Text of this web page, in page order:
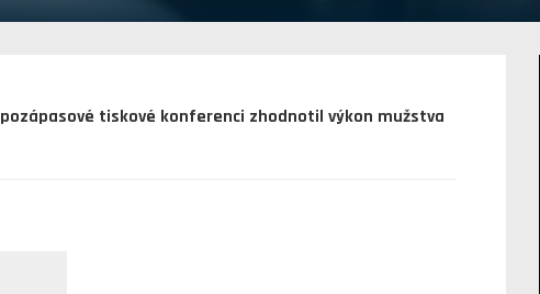
tiskové konferenci zhodnotil výkon mužstva